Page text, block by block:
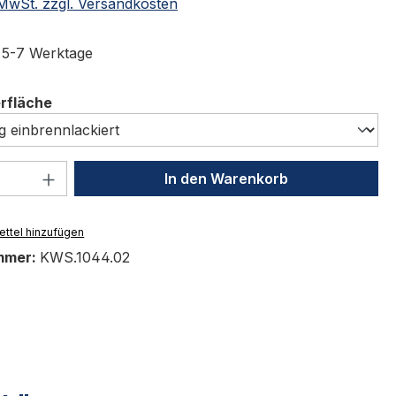
7 Werktage
auswählen
Anzahl: Gib den gewünschten Wert
In den Warenkorb
hinzufügen
KWS.1044.02